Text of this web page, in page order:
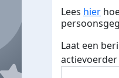
Lees hier
Laat een